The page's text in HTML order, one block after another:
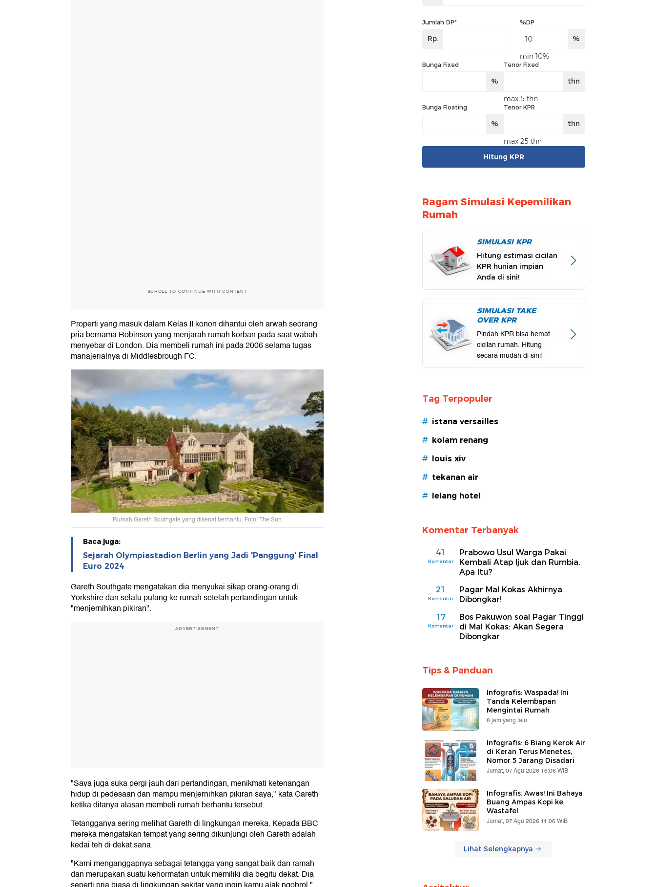
SCROLL TO CONTINUE WITH CONTENT
Properti yang masuk dalam Kelas II konon dihantui oleh arwah seorang
pria bernama Robinson yang menjarah rumah korban pada saat wabah
menyebar di London. Dia membeli rumah ini pada 2006 selama tugas
manajerialnya di Middlesbrough FC.
Rumah Gareth Southgate yang dikenal berhantu. Foto: The Sun
Baca juga:
Sejarah Olympiastadion Berlin yang Jadi 'Panggung' Final
Euro 2024
Gareth Southgate mengatakan dia menyukai sikap orang-orang di
Yorkshire dan selalu pulang ke rumah setelah pertandingan untuk
"menjernihkan pikiran".
ADVERTISEMENT
"Saya juga suka pergi jauh dari pertandingan, menikmati ketenangan
hidup di pedesaan dan mampu menjernihkan pikiran saya," kata Gareth
ketika ditanya alasan membeli rumah berhantu tersebut.
Tetangganya sering melihat Gareth di lingkungan mereka. Kepada BBC
mereka mengatakan tempat yang sering dikunjungi oleh Gareth adalah
kedai teh di dekat sana.
"Kami menganggapnya sebagai tetangga yang sangat baik dan ramah
dan merupakan suatu kehormatan untuk memiliki dia begitu dekat. Dia
Jumlah DP*
Rp.
%DP
%
min 10%
Bunga Fixed
%
Tenor Fixed
thn
max 5 thn
Bunga Floating
%
Tenor KPR
thn
max 25 thn
Hitung KPR
Ragam Simulasi Kepemilikan
Rumah
SIMULASI KPR
Hitung estimasi cicilan
KPR hunian impian
Anda di sini!
SIMULASI TAKE
OVER KPR
Pindah KPR bisa hemat
cicilan rumah. Hitung
secara mudah di sini!
Tag Terpopuler
# istana versailles
# kolam renang
# louis xiv
# tekanan air
# lelang hotel
Komentar Terbanyak
41
Komentar
Prabowo Usul Warga Pakai
Kembali Atap Ijuk dan Rumbia,
Apa Itu?
21
Komentar
Pagar Mal Kokas Akhirnya
Dibongkar!
17
Komentar
Bos Pakuwon soal Pagar Tinggi
di Mal Kokas: Akan Segera
Dibongkar
Tips & Panduan
Infografis: Waspada! Ini
Tanda Kelembapan
Mengintai Rumah
8 jam yang lalu
Infografis: 6 Biang Kerok Air
di Keran Terus Menetes,
Nomor 5 Jarang Disadari
Jumat, 07 Agu 2026 16:06 WIB
Infografis: Awas! Ini Bahaya
Buang Ampas Kopi ke
Wastafel
Jumat, 07 Agu 2026 11:06 WIB
Lihat Selengkapnya